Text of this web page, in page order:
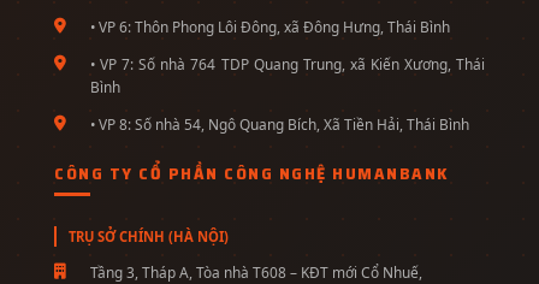
CÔNG TY CỔ PHẦN CÔNG NGHỆ HUMANBANK
TRỤ SỞ CHÍNH (HÀ NỘI)
Tầng 3, Tháp A, Tòa nhà T608 – KĐT mới Cổ Nhuế,
• VP 6: Thôn Phong Lôi Đông, xã Đông Hưng, Thái Bình
• VP 7: Số nhà 764 TDP Quang Trung, xã Kiến Xương, Thái
Bình
• VP 8: Số nhà 54, Ngô Quang Bích, Xã Tiền Hải, Thái Bình